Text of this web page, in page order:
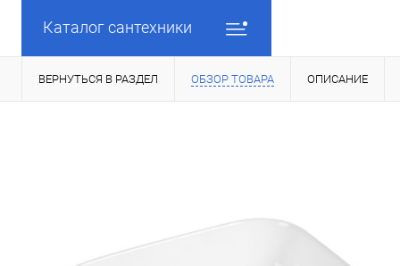
Каталог сантехники
ВЕРНУТЬСЯ В РАЗДЕЛ ОБЗОР ТОВАРА ОПИСАНИЕ